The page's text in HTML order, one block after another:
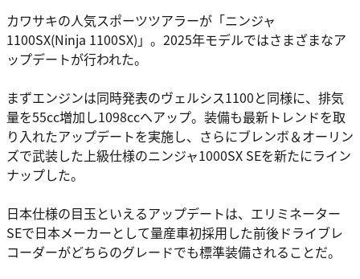
カワサキの人気スポーツツアラーが「ニンジャ
1100SX(Ninja 1100SX)」。2025年モデルではさまざまなア
ップデートが行われた。
まずエンジンは同時発表のヴェルシス1100と同様に、排気
量を55cc増加し1098ccへアップ。装備も最新トレンドを取
り入れたアップデートを実施し、さらにブレンボ＆オーリン
ズで武装した上級仕様のニンジャ1000SX SEを新たにライン
ナップした。
日本仕様の目玉といえるアップデートは、エリミネーター
SEで日本メーカーとして量産車初採用した前後ドライブレ
コーダーがどちらのグレードでも標準装備されることだ。